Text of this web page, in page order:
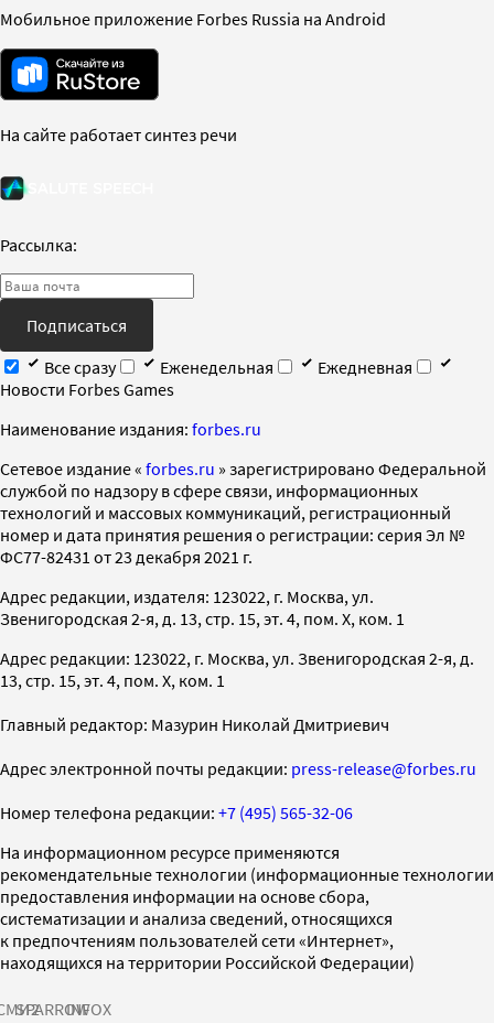
Мобильное приложение Forbes Russia на Android
На сайте работает синтез речи
Рассылка:
Подписаться
Все сразу
Еженедельная
Ежедневная
Новости Forbes Games
Наименование издания: forbes.ru
Cетевое издание « forbes.ru » зарегистрировано Федеральной
службой по надзору в сфере связи, информационных
технологий и массовых коммуникаций, регистрационный
номер и дата принятия решения о регистрации: серия Эл №
ФС77-82431 от 23 декабря 2021 г.
Адрес редакции, издателя: 123022, г. Москва, ул.
Звенигородская 2-я, д. 13, стр. 15, эт. 4, пом. X, ком. 1
Адрес редакции: 123022, г. Москва, ул. Звенигородская 2-я, д.
13, стр. 15, эт. 4, пом. X, ком. 1
Главный редактор: Мазурин Николай Дмитриевич
Адрес электронной почты редакции: press-release@forbes.ru
Номер телефона редакции: +7 (495) 565-32-06
На информационном ресурсе применяются
рекомендательные технологии (информационные технологии
предоставления информации на основе сбора,
систематизации и анализа сведений, относящихся
к предпочтениям пользователей сети «Интернет»,
находящихся на территории Российской Федерации)
SPARROWINFOX